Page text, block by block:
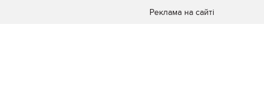
Реклама на сайті